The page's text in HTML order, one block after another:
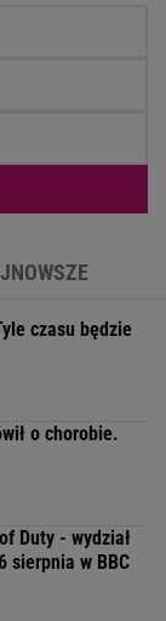
czasu będzie
o chorobie.
Duty - wydział
sierpnia w BBC